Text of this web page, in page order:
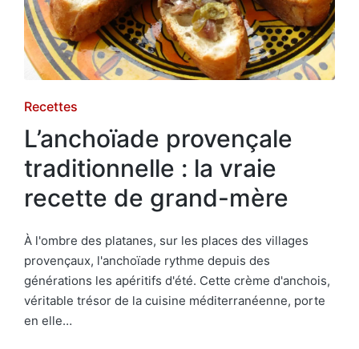
Posted
in
Recettes
L’anchoïade provençale
traditionnelle : la vraie
recette de grand-mère
À l'ombre des platanes, sur les places des villages
provençaux, l'anchoïade rythme depuis des
générations les apéritifs d'été. Cette crème d'anchois,
véritable trésor de la cuisine méditerranéenne, porte
en elle…